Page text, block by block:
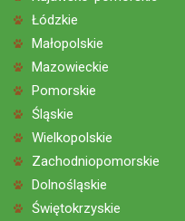
Łódzkie
Małopolskie
Mazowieckie
Pomorskie
Śląskie
Wielkopolskie
Zachodniopomorskie
Dolnośląskie
Świętokrzyskie